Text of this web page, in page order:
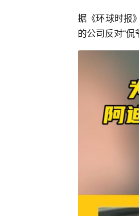
据《环球时报
的公司反对“侃